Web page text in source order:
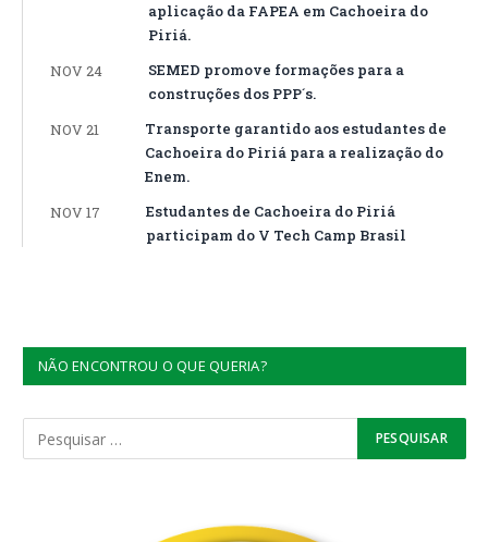
aplicação da FAPEA em Cachoeira do
Piriá.
NOV 24
SEMED promove formações para a
construções dos PPP´s.
NOV 21
Transporte garantido aos estudantes de
Cachoeira do Piriá para a realização do
Enem.
NOV 17
Estudantes de Cachoeira do Piriá
participam do V Tech Camp Brasil
NÃO ENCONTROU O QUE QUERIA?